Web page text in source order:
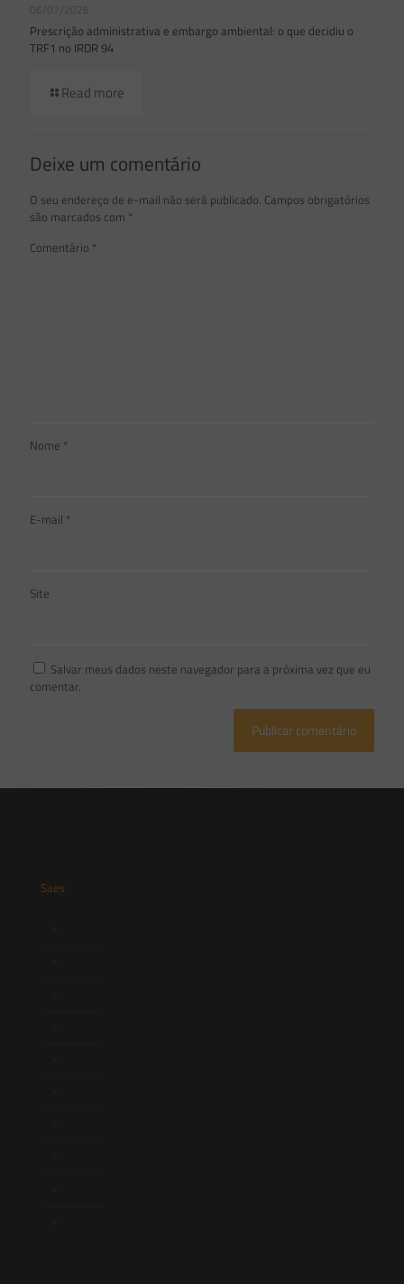
06/07/2026
Prescrição administrativa e embargo ambiental: o que decidiu o
TRF1 no IRDR 94
Read more
Deixe um comentário
O seu endereço de e-mail não será publicado. Campos obrigatórios
são marcados com *
Comentário *
Nome *
E-mail *
Site
Salvar meus dados neste navegador para a próxima vez que eu
comentar.
Saes